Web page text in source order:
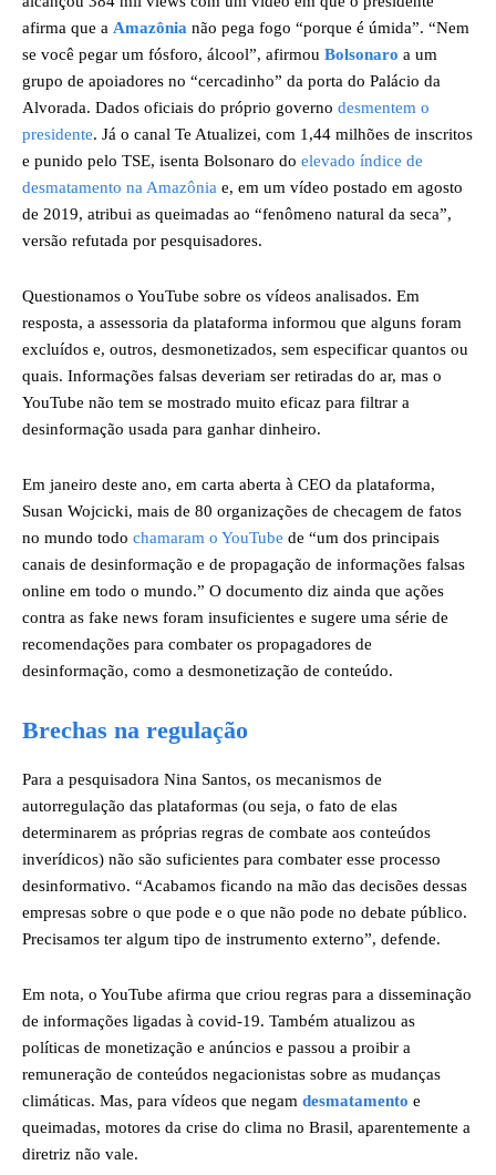
afirma que a Amazônia não pega fogo “porque é úmida”. “Nem
se você pegar um fósforo, álcool”, afirmou Bolsonaro a um
grupo de apoiadores no “cercadinho” da porta do Palácio da
Alvorada. Dados oficiais do próprio governo desmentem o
presidente. Já o canal Te Atualizei, com 1,44 milhões de inscritos
e punido pelo TSE, isenta Bolsonaro do elevado índice de
desmatamento na Amazônia e, em um vídeo postado em agosto
de 2019, atribui as queimadas ao “fenômeno natural da seca”,
versão refutada por pesquisadores.
Questionamos o YouTube sobre os vídeos analisados. Em
resposta, a assessoria da plataforma informou que alguns foram
excluídos e, outros, desmonetizados, sem especificar quantos ou
quais. Informações falsas deveriam ser retiradas do ar, mas o
YouTube não tem se mostrado muito eficaz para filtrar a
desinformação usada para ganhar dinheiro.
Em janeiro deste ano, em carta aberta à CEO da plataforma,
Susan Wojcicki, mais de 80 organizações de checagem de fatos
no mundo todo chamaram o YouTube de “um dos principais
canais de desinformação e de propagação de informações falsas
online em todo o mundo.” O documento diz ainda que ações
contra as fake news foram insuficientes e sugere uma série de
recomendações para combater os propagadores de
desinformação, como a desmonetização de conteúdo.
Brechas na regulação
Para a pesquisadora Nina Santos, os mecanismos de
autorregulação das plataformas (ou seja, o fato de elas
determinarem as próprias regras de combate aos conteúdos
inverídicos) não são suficientes para combater esse processo
desinformativo. “Acabamos ficando na mão das decisões dessas
empresas sobre o que pode e o que não pode no debate público.
Precisamos ter algum tipo de instrumento externo”, defende.
Em nota, o YouTube afirma que criou regras para a disseminação
de informações ligadas à covid-19. Também atualizou as
políticas de monetização e anúncios e passou a proibir a
remuneração de conteúdos negacionistas sobre as mudanças
climáticas. Mas, para vídeos que negam desmatamento e
queimadas, motores da crise do clima no Brasil, aparentemente a
diretriz não vale.